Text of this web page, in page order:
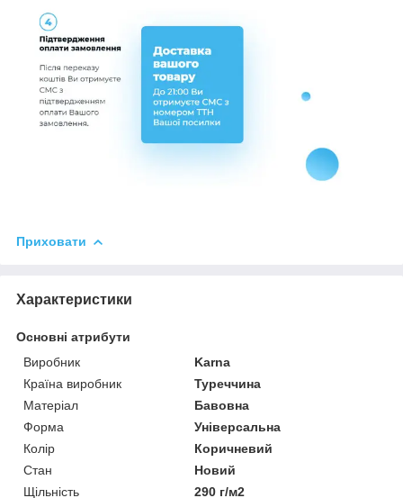
Приховати
Характеристики
Основні атрибути
Виробник
Karna
Країна виробник
Туреччина
Матеріал
Бавовна
Форма
Універсальна
Колір
Коричневий
Стан
Новий
Щільність
290 г/м2